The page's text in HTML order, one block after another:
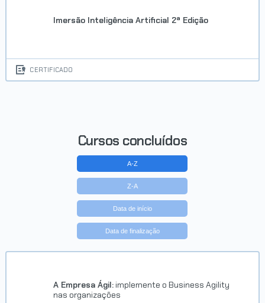
Imersão Inteligência Artificial 2ª Edição
CERTIFICADO
Cursos concluídos
A-Z
Z-A
Data de início
Data de finalização
A Empresa Ágil: implemente o Business Agility
nas organizações